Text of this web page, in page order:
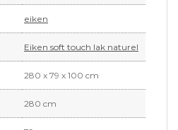
eiken
Eiken soft touch lak naturel
280 x 79 x 100 cm
280 cm